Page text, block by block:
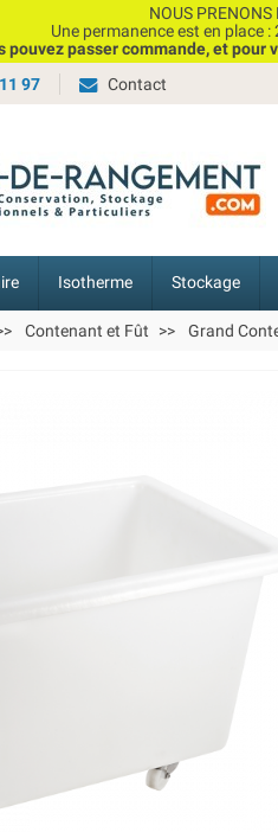
NOUS
Une permanence est en place
pouvez passer commande, et pour
97 Contact
Isotherme Stockage
Contenant et Fût Grand